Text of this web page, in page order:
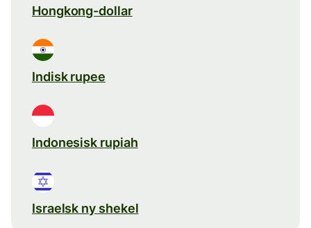
Hongkong-dollar
Indisk rupee
Indonesisk rupiah
Israelsk ny shekel